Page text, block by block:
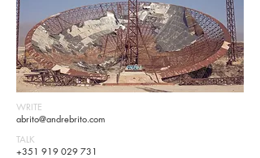
WRITE
abrito@andrebrito.com
TALK
+351 919 029 731